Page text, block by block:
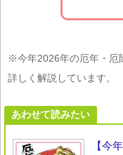
※今年2026年の厄年・厄
詳しく解説しています。
あわせて読みたい
【今